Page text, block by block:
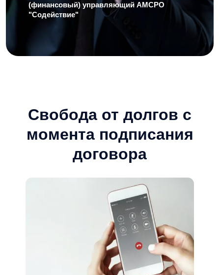
С первого дня – никаких
звонков коллекторов
Остановим аресты и
исполнительные
производства